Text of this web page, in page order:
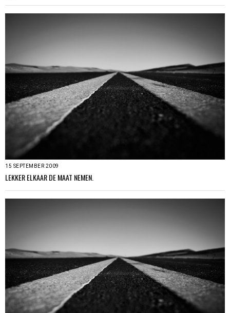
15 SEPTEMBER 2009
LEKKER ELKAAR DE MAAT NEMEN.